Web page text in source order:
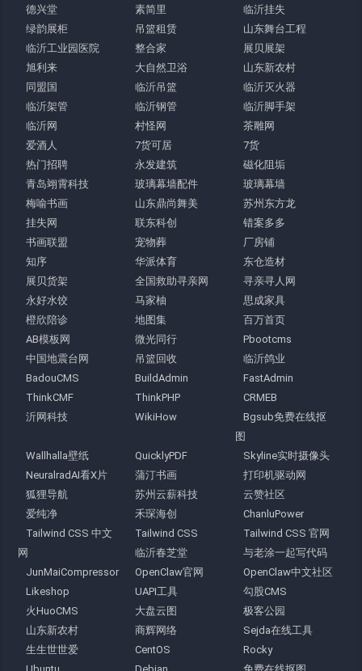
德兴堂
素简里
临沂挂失
绿韵展柜
吊篮租赁
山东舞台工程
临沂工业园医院
整合家
展贝展架
旭利来
大自然卫浴
山东新农村
同盟国
临沂吊篮
临沂灭火器
临沂架管
临沂钢管
临沂脚手架
临沂网
村怪网
茶雕网
爱酒人
7货可居
7货
热门招聘
永发建筑
磁化阻垢
青岛翊霄科技
玻璃幕墙配件
玻璃幕墙
梅喻书画
山东鼎尚舞美
苏州东方龙
挂失网
联东科创
错案多多
书画联盟
宠物葬
厂房铺
知序
华派体育
东仓造材
展贝货架
全国救助寻亲网
寻亲寻人网
永好水饺
马家柚
思成家具
橙欣陪诊
地图集
百万首页
AB模板网
微光同行
Pbootcms
中国地震台网
吊篮回收
临沂鸽业
BadouCMS
BuildAdmin
FastAdmin
ThinkCMF
ThinkPHP
CRMEB
沂网科技
WikiHow
Bgsub免费在线抠
图
Wallhalla壁纸
QuicklyPDF
Skyline实时摄像头
NeuralradAI看X片
蒲汀书画
打印机驱动网
狐狸导航
苏州云薪科技
云赞社区
爱纯净
禾琛海创
ChanluPower
Tailwind CSS 中文
网
Tailwind CSS
Tailwind CSS 官网
临沂春芝堂
与老涂一起写代码
JunMaiCompressor
OpenClaw官网
OpenClaw中文社区
Likeshop
UAPI工具
勾股CMS
火HuoCMS
大盘云图
极客公园
山东新农村
商辉网络
Sejda在线工具
生生世世爱
CentOS
Rocky